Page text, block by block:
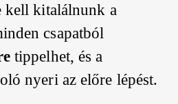
kell kitalálnunk a
csapatból
tippelhet, és a
nyeri az előre lépést.